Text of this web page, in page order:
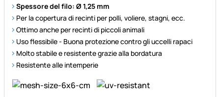
Spessore del filo: Ø 1,25 mm
Per la copertura di recinti per polli, voliere, stagni, ecc.
Ottimo anche per recinti di piccoli animali
Uso flessibile - Buona protezione contro gli uccelli rapaci
Molto stabile e resistente grazie alla bordatura
Resistente alle intemperie